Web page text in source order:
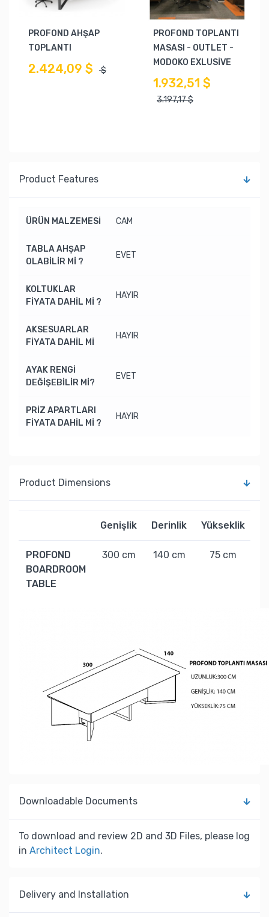
PROFOND AHŞAP
TOPLANTI
2.424,09 $ $
PROFOND TOPLANTI
MASASI - OUTLET -
MODOKO EXLUSİVE
1.932,51 $
3.197,17 $
Product Features
ÜRÜN MALZEMESİ CAM
TABLA AHŞAP
OLABİLİR Mİ ?
EVET
KOLTUKLAR
FİYATA DAHİL Mİ ?
HAYIR
AKSESUARLAR
FİYATA DAHİL Mİ
HAYIR
AYAK RENGİ
DEĞİŞEBİLİR Mİ?
EVET
PRİZ APARTLARI
FİYATA DAHİL Mİ ?
HAYIR
Product Dimensions
Genişlik Derinlik Yükseklik
PROFOND
BOARDROOM
TABLE
300 cm 140 cm 75 cm
Downloadable Documents
To download and review 2D and 3D Files, please log
in Architect Login.
Delivery and Installation